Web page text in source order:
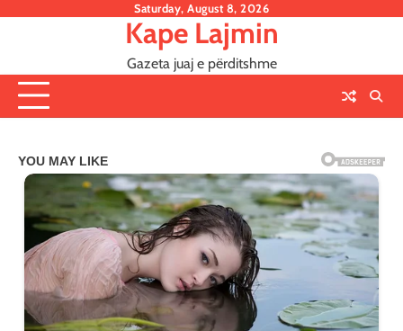
Saturday, August 8, 2026
Kape Lajmin
Gazeta juaj e përditshme